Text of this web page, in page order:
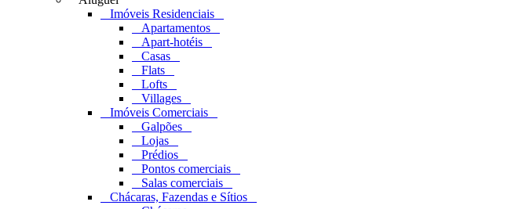
Imóveis Residenciais
Apartamentos
Apart-hotéis
Casas
Flats
Lofts
Villages
Imóveis Comerciais
Galpões
Lojas
Prédios
Pontos comerciais
Salas comerciais
Chácaras, Fazendas e Sítios